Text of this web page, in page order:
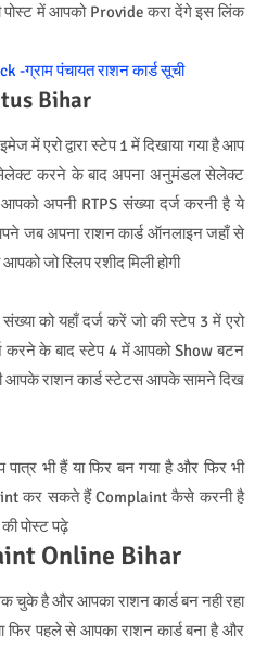
पोस्ट में आपको Provide करा देंगे इस लिंक
Bihar
में एरो द्वारा स्टेप 1 में दिखाया गया है आप
करने के बाद अपना अनुमंडल सेलेक्ट
अपनी RTPS संख्या दर्ज करनी है ये
जब अपना राशन कार्ड ऑनलाइन जहाँ से
जो स्लिप रशीद मिली होगी
को यहाँ दर्ज करें जो की स्टेप 3 में एरो
दर्ज करने के बाद स्टेप 4 में आपको Show बटन
आपके राशन कार्ड स्टेटस आपके सामने दिख
भी हैं या फिर बन गया है और फिर भी
कर सकते हैं Complaint कैसे करनी है
पोस्ट पढ़े
Online Bihar
चुके है और आपका राशन कार्ड बन नही रहा
फिर पहले से आपका राशन कार्ड बना है और